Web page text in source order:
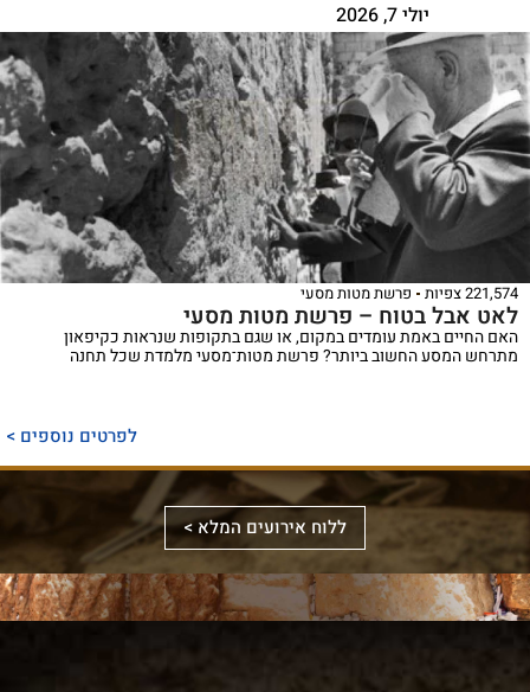
יולי 7, 2026
221,574 צפיות פרשת מטות מסעי
לאט אבל בטוח – פרשת מטות מסעי
האם החיים באמת עומדים במקום, או שגם בתקופות שנראות כקיפאון
מתרחש המסע החשוב ביותר? פרשת מטות־מסעי מלמדת שכל תחנה
לפרטים נוספים >
ללוח אירועים המלא >
לראשונה,
הדינים
והמנהגים
באמצעות
תמונות
וציורים
ספר
אלבומי
מפואר
המשחזר
את